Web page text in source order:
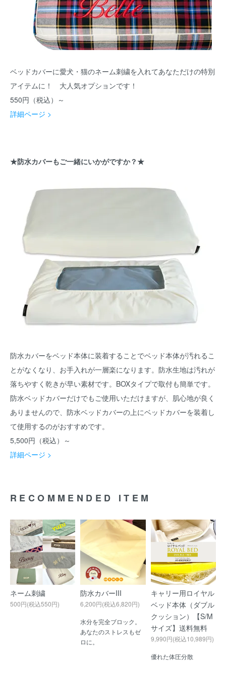
ベッドカバーに愛犬・猫のネーム刺繍を入れてあなただけの特別
アイテムに！ 大人気オプションです！
550円（税込）～
詳細ページ >
★防水カバーもご一緒にいかがですか？★
防水カバーをベッド本体に装着することでベッド本体が汚れるこ
とがなくなり、お手入れが一層楽になります。防水生地は汚れが
落ちやすく乾きが早い素材です。BOXタイプで取付も簡単です。
防水ベッドカバーだけでもご使用いただけますが、肌心地が良く
ありませんので、防水ベッドカバーの上にベッドカバーを装着し
て使用するのがおすすめです。
5,500円（税込）～
詳細ページ >
RECOMMENDED ITEM
ネーム刺繍
500円(税込550円)
防水カバーIII
6,200円(税込6,820円)
水分を完全ブロック。
あなたのストレスもゼ
ロに。
キャリー用ロイヤル
ベッド本体（ダブル
クッション）【S/M
サイズ】送料無料
9,990円(税込10,989円)
優れた体圧分散